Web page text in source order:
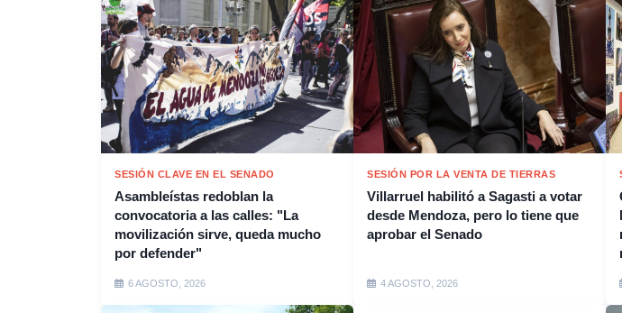
SESIÓN CLAVE EN EL SENADO
Asambleístas redoblan la
convocatoria a las calles: "La
movilización sirve, queda mucho
por defender"
6 AGOSTO, 2026
SESIÓN POR LA VENTA DE TIERRAS
Villarruel habilitó a Sagasti a votar
desde Mendoza, pero lo tiene que
aprobar el Senado
4 AGOSTO, 2026